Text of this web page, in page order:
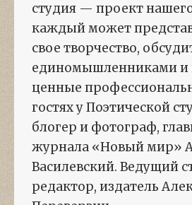
студия — проект
каждый может
свое творчество,
единомышленниками и
ценные
гостях у Поэтической
блогер и фотограф,
журнала «Новый мир»
Василевский. Ведущий
редактор, издатель